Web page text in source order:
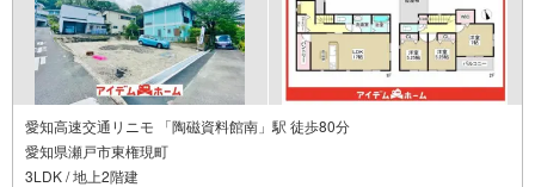
愛知高速交通リニモ 「陶磁資料館南」駅 徒歩80分
愛知県瀬戸市東権現町
3LDK / 地上2階建